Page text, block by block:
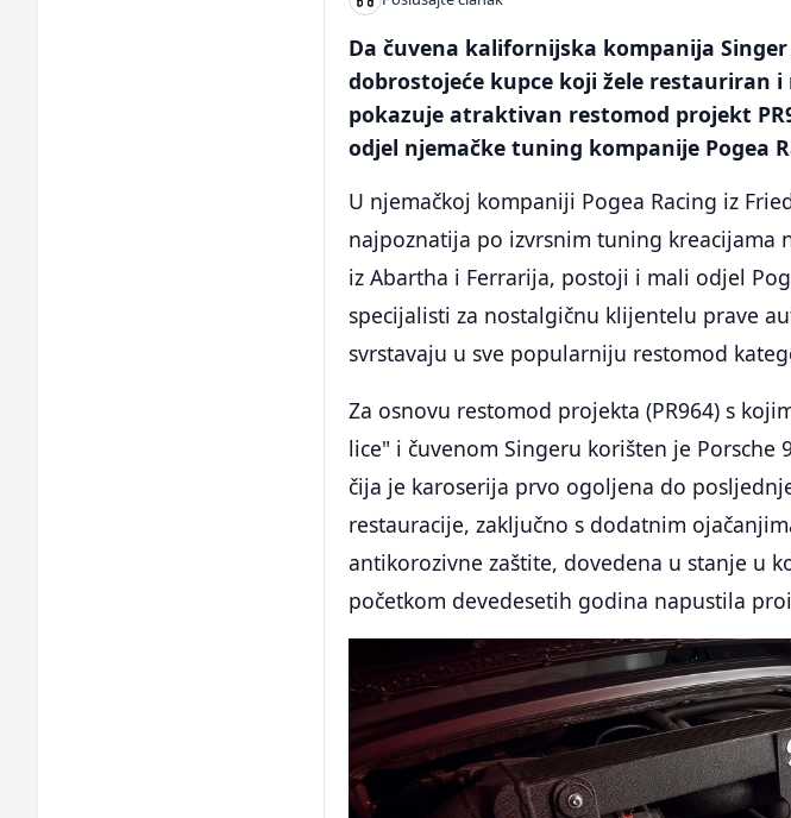
Da čuvena kalifornijska kompanija
dobrostojeće kupce koji žele restauriran
pokazuje atraktivan restomod projekt
odjel njemačke tuning kompanije Pogea
U njemačkoj kompaniji Pogea Racing iz
najpoznatija po izvrsnim tuning kreacijama
iz Abartha i Ferrarija, postoji i mali odjel
specijalisti za nostalgičnu klijentelu prave
svrstavaju u sve popularniju restomod
Za osnovu restomod projekta (PR964) s
lice" i čuvenom Singeru korišten je Porsche
čija je karoserija prvo ogoljena do
restauracije, zaključno s dodatnim
antikorozivne zaštite, dovedena u stanje u
početkom devedesetih godina napustila